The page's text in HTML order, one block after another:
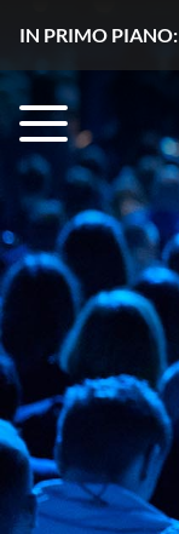
IN PRIMO PIANO: